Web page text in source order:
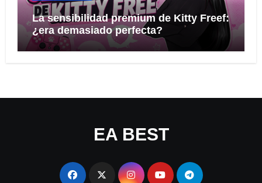
La sensibilidad premium de Kitty Freef:
¿era demasiado perfecta?
EA BEST